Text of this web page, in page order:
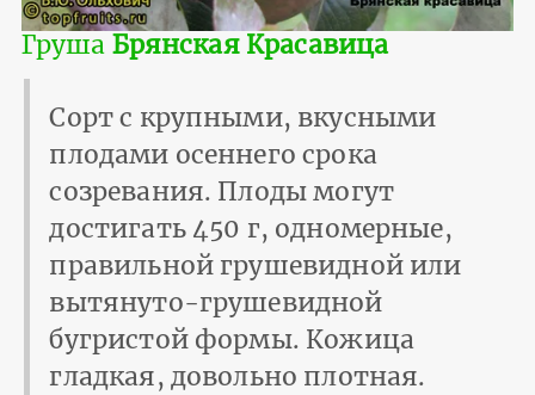
Груша Брянская Красавица
Сорт с крупными, вкусными
плодами осеннего срока
созревания. Плоды могут
достигать 450 г, одномерные,
правильной грушевидной или
вытянуто-грушевидной
бугристой формы. Кожица
гладкая, довольно плотная.